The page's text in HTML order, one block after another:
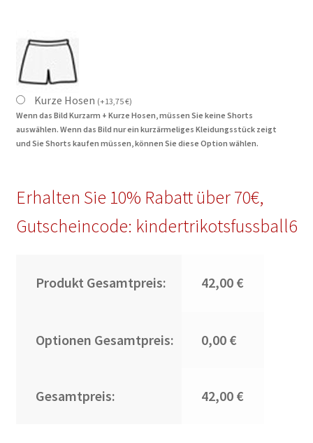
Kurze Hosen (+13,75€)
Wenn das Bild Kurzarm + Kurze Hosen, müssen Sie keine Shorts
auswählen. Wenn das Bild nur ein kurzärmeliges Kleidungsstück zeigt
und Sie Shorts kaufen müssen, können Sie diese Option wählen.
Erhalten Sie 10% Rabatt über 70€,
Gutscheincode: kindertrikotsfussball6
Produkt Gesamtpreis: 42,00 €
Optionen Gesamtpreis: 0,00 €
Gesamtpreis: 42,00 €